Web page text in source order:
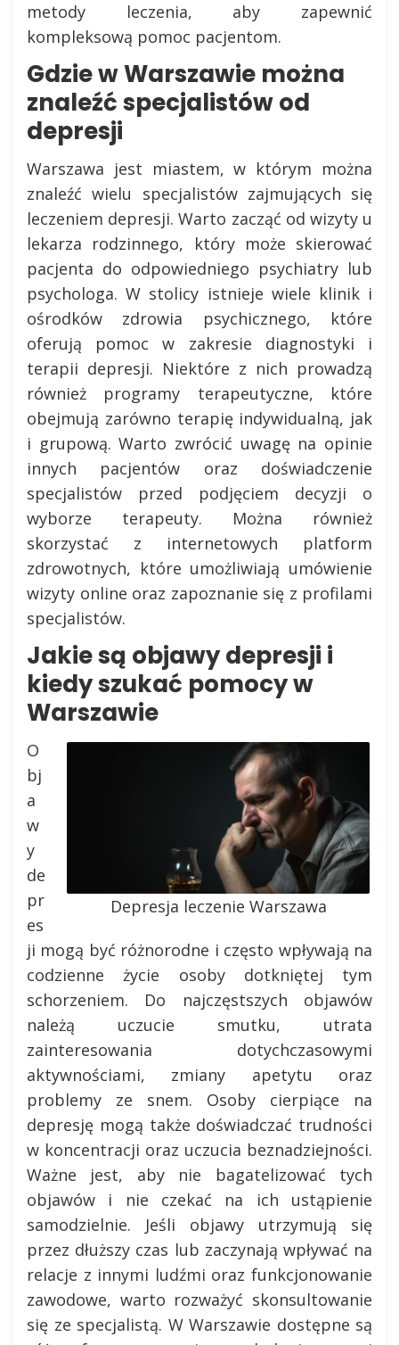
metody leczenia, aby zapewnić
kompleksową pomoc pacjentom.
Gdzie w Warszawie można
znaleźć specjalistów od
depresji
Warszawa jest miastem, w którym można
znaleźć wielu specjalistów zajmujących się
leczeniem depresji. Warto zacząć od wizyty u
lekarza rodzinnego, który może skierować
pacjenta do odpowiedniego psychiatry lub
psychologa. W stolicy istnieje wiele klinik i
ośrodków zdrowia psychicznego, które
oferują pomoc w zakresie diagnostyki i
terapii depresji. Niektóre z nich prowadzą
również programy terapeutyczne, które
obejmują zarówno terapię indywidualną, jak
i grupową. Warto zwrócić uwagę na opinie
innych pacjentów oraz doświadczenie
specjalistów przed podjęciem decyzji o
wyborze terapeuty. Można również
skorzystać z internetowych platform
zdrowotnych, które umożliwiają umówienie
wizyty online oraz zapoznanie się z profilami
specjalistów.
Jakie są objawy depresji i
kiedy szukać pomocy w
Warszawie
Depresja leczenie Warszawa
O
bj
a
w
y
de
pr
es
ji mogą być różnorodne i często wpływają na
codzienne życie osoby dotkniętej tym
schorzeniem. Do najczęstszych objawów
należą uczucie smutku, utrata
zainteresowania dotychczasowymi
aktywnościami, zmiany apetytu oraz
problemy ze snem. Osoby cierpiące na
depresję mogą także doświadczać trudności
w koncentracji oraz uczucia beznadziejności.
Ważne jest, aby nie bagatelizować tych
objawów i nie czekać na ich ustąpienie
samodzielnie. Jeśli objawy utrzymują się
przez dłuższy czas lub zaczynają wpływać na
relacje z innymi ludźmi oraz funkcjonowanie
zawodowe, warto rozważyć skonsultowanie
się ze specjalistą. W Warszawie dostępne są